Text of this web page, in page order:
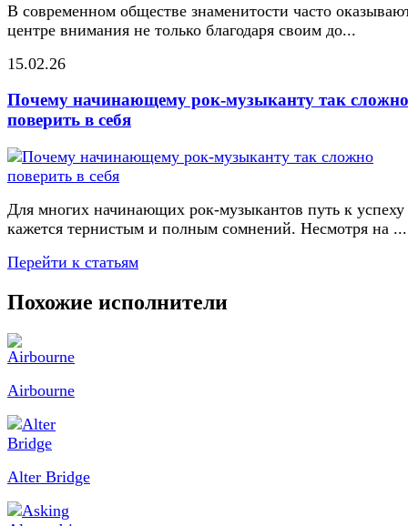
В современном обществе знаменитости часто
центре внимания не только благодаря своим до...
15.02.26
Почему начинающему рок-музыканту так сложно
поверить в себя
Для многих начинающих рок-музыкантов путь к успеху
кажется тернистым и полным сомнений. Несмотря на ...
Перейти к статьям
Похожие исполнители
Airbourne
Alter Bridge